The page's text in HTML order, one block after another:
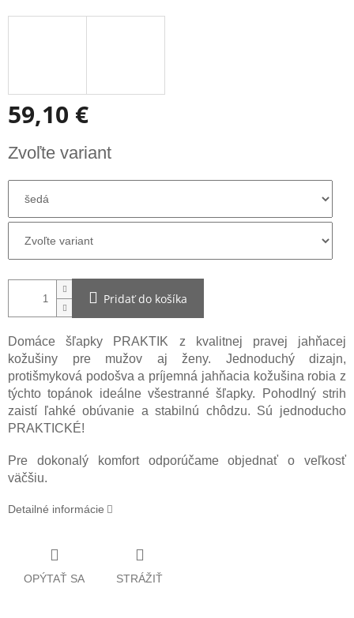
59,10 €
cena:
Zvoľte variant
Pridať do košíka
Domáce šľapky PRAKTIK z kvalitnej pravej jahňacej
kožušiny pre mužov aj ženy. Jednoduchý dizajn,
protišmyková podošva a príjemná jahňacia kožušina robia z
týchto topánok ideálne všestranné šľapky. Pohodlný strih
zaistí ľahké obúvanie a stabilnú chôdzu. Sú jednoducho
PRAKTICKÉ!
Pre dokonalý komfort odporúčame objednať o veľkosť
väčšiu.
Detailné informácie
OPÝTAŤ SA STRÁŽIŤ